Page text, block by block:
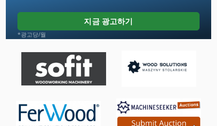
Gastl Rg 200
Hsc 20 Linear
Mfh 5 1 8
Nc 선반
Tank
지금 광고하기
*광고당/월